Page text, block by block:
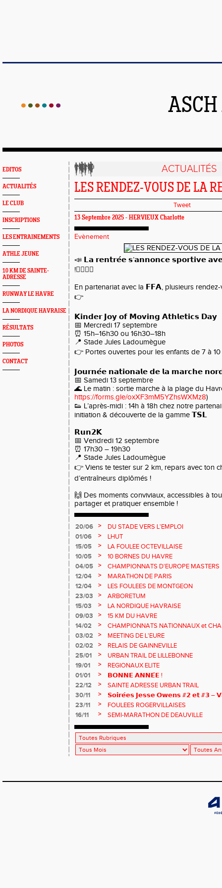
EDITOS
ACTUALITÉS
LE CLUB
INSCRIPTIONS
LES ENTRAINEMENTS
ATHLE JEUNE
10 KM DE SAINTE-
ADRESSE
RUNWAY LE HAVRE
LA NORDIQUE HAVRAISE
RÉSULTATS
PHOTOS
CONTACT
ACTUALITÉS
LES RENDEZ-VOUS DE LA
Tweet
13 Septembre 2025 - HERVIEUX Charlotte
Evènement
📣 𝗟𝗮 𝗿𝗲𝗻𝘁𝗿𝗲́𝗲 𝘀’𝗮𝗻𝗻𝗼𝗻𝗰𝗲 𝘀𝗽𝗼𝗿𝘁𝗶𝘃𝗲
!🏃‍♀️🏃‍♂️
En partenariat avec la 𝗙𝗙𝗔, plusieurs
👉
𝗞𝗶𝗻𝗱𝗲𝗿 𝗝𝗼𝘆 𝗼𝗳 𝗠𝗼𝘃𝗶𝗻𝗴 𝗔𝘁𝗵𝗹𝗲𝘁𝗶𝗰𝘀 𝗗𝗮𝘆
📅 Mercredi 17 septembre
⏰ 15h–16h30 ou 16h30–18h
📍 Stade Jules Ladoumègue
👉 Portes ouvertes pour les enfants de 7 à 10
𝗝𝗼𝘂𝗿𝗻𝗲́𝗲 𝗻𝗮𝘁𝗶𝗼𝗻𝗮𝗹𝗲 𝗱𝗲 𝗹𝗮 𝗺𝗮𝗿𝗰𝗵𝗲
📅 Samedi 13 septembre
🌊 Le matin : sortie marche à la plage du
https://forms.gle/oxXF3mM5YZhsWXMz8)
👟 L’après-midi : 14h à 18h chez notre
initiation & découverte de la gamme 𝗧𝗦𝗟
𝗥𝘂𝗻𝟮𝗞
📅 Vendredi 12 septembre
⏰ 17h30 – 19h30
📍 Stade Jules Ladoumègue
👉 Viens te tester sur 2 km, repars avec ton
d’entraîneurs diplômés !
🙌 Des moments conviviaux, accessibles à
partager et pratiquer ensemble !
20/06 >
DU STADE VERS L'EMPLOI
01/06
>
LHUT
15/05
>
LA FOULEE OCTEVILLAISE
10/05
>
10 BORNES DU HAVRE
04/05
>
CHAMPIONNATS D'EUROPE MASTERS
12/04
>
MARATHON DE PARIS
12/04
>
LES FOULEES DE MONTGEON
23/03
>
ARBORETUM
15/03
>
LA NORDIQUE HAVRAISE
09/03
>
15 KM DU HAVRE
14/02
>
CHAMPIONNATS NATIONNAUX et
MASTERS
03/02 >
MEETING DE L'EURE
02/02
>
RELAIS DE GAINNEVILLE
25/01
>
URBAN TRAIL DE LILLEBONNE
19/01
>
REGIONAUX ELITE
01/01
>
𝗕𝗢𝗡𝗡𝗘 𝗔𝗡𝗡𝗘́𝗘 !
22/12
>
SAINTE ADRESSE URBAN TRAIL
30/11
>
𝗦𝗼𝗶𝗿𝗲́𝗲𝘀 𝗝𝗲𝘀𝘀𝗲 𝗢𝘄𝗲𝗻𝘀 #𝟮 𝗲𝘁 #𝟯 –
23/11
>
FOULEES ROGERVILLAISES
16/11
> SEMI-MARATHON DE DEAUVILLE